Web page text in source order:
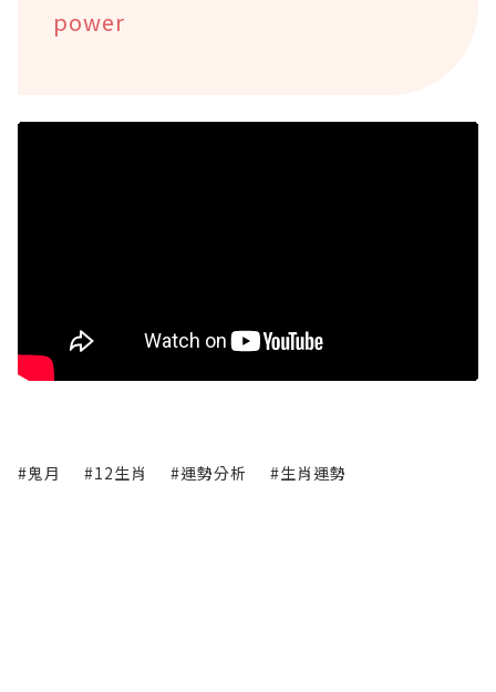
power
#鬼月 #12生肖 #運勢分析 #生肖運勢